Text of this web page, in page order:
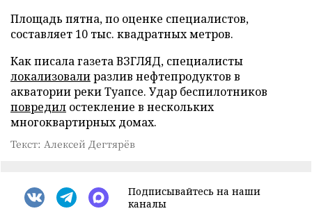
Площадь пятна, по оценке специалистов,
составляет 10 тыс. квадратных метров.
Как писала газета ВЗГЛЯД, специалисты
локализовалиразлив нефтепродуктов в
акватории реки Туапсе. Удар беспилотников
повредил остекление в нескольких
многоквартирных домах.
Текст: Алексей Дегтярёв
Подписывайтесь на наши
каналы